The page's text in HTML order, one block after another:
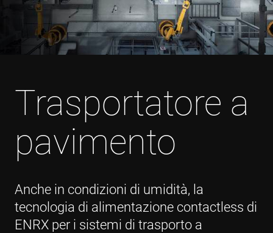
Trasportatore a
pavimento
Anche in condizioni di umidità, la
tecnologia di alimentazione contactless di
ENRX per i sistemi di trasporto a